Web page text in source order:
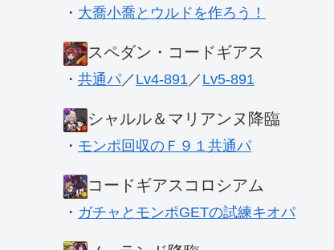
・ 大喬小喬とウルドを作ろう！
スペダン・コードギアス
・ 共通パ／ Lv4-891 ／ Lv5-891
シャルル＆マリアンヌ降臨
・ モンポ回収のＦ９１共通パ
コードギアスコロシアム
・ ガチャとモンポGETの試練キオパ